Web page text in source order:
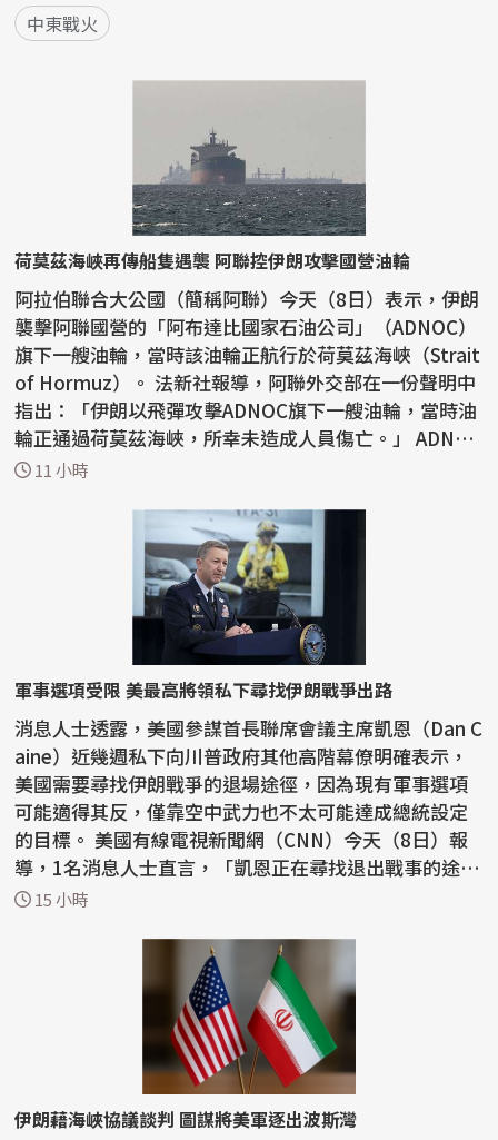
中東戰火
荷莫茲海峽再傳船隻遇襲 阿聯控伊朗攻擊國營油輪
阿拉伯聯合大公國（簡稱阿聯）今天（8日）表示，伊朗
襲擊阿聯國營的「阿布達比國家石油公司」（ADNOC）
旗下一艘油輪，當時該油輪正航行於荷莫茲海峽（Strait
of Hormuz）。 法新社報導，阿聯外交部在一份聲明中
指出：「伊朗以飛彈攻擊ADNOC旗下一艘油輪，當時油
輪正通過荷莫茲海峽，所幸未造成人員傷亡。」 ADNOC
昨...11 小時
軍事選項受限 美最高將領私下尋找伊朗戰爭出路
消息人士透露，美國參謀首長聯席會議主席凱恩（Dan C
aine）近幾週私下向川普政府其他高階幕僚明確表示，
美國需要尋找伊朗戰爭的退場途徑，因為現有軍事選項
可能適得其反，僅靠空中武力也不太可能達成總統設定
的目標。 美國有線電視新聞網（CNN）今天（8日）報
導，1名消息人士直言，「凱恩正在尋找退出戰事的途
徑」。...
15 小時
伊朗藉海峽協議談判 圖謀將美軍逐出波斯灣